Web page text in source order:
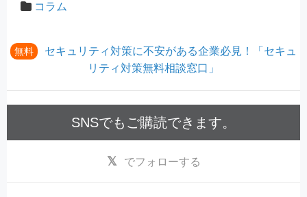
コラム
無料
セキュリティ対策に不安がある企業必見！「セキュ
リティ対策無料相談窓口」
SNSでもご購読できます。
でフォローする